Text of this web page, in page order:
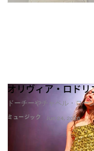
ミュージック
オリヴィア・ロド
ドーチーやチャペル・ロー
Jun 24, 2026